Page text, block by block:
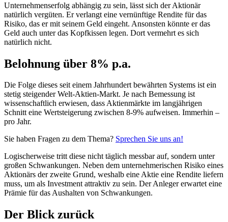
Unternehmenserfolg abhängig zu sein, lässt sich der Aktionär
natürlich vergüten. Er verlangt eine vernünftige Rendite für das
Risiko, das er mit seinem Geld eingeht. Ansonsten könnte er das
Geld auch unter das Kopfkissen legen. Dort vermehrt es sich
natürlich nicht.
Belohnung über 8% p.a.
Die Folge dieses seit einem Jahrhundert bewährten Systems ist ein
stetig steigender Welt-Aktien-Markt. Je nach Bemessung ist
wissenschaftlich erwiesen, dass Aktienmärkte im langjährigen
Schnitt eine Wertsteigerung zwischen 8-9% aufweisen. Immerhin –
pro Jahr.
Sie haben Fragen zu dem Thema? Sprechen Sie uns an!
Logischerweise tritt diese nicht täglich messbar auf, sondern unter
großen Schwankungen. Neben dem unternehmerischen Risiko eines
Aktionärs der zweite Grund, weshalb eine Aktie eine Rendite liefern
muss, um als Investment attraktiv zu sein. Der Anleger erwartet eine
Prämie für das Aushalten von Schwankungen.
Der Blick zurück